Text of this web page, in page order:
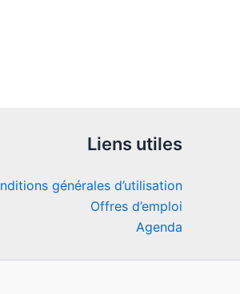
Liens utiles
générales d’utilisation
Offres d’emploi
Agenda